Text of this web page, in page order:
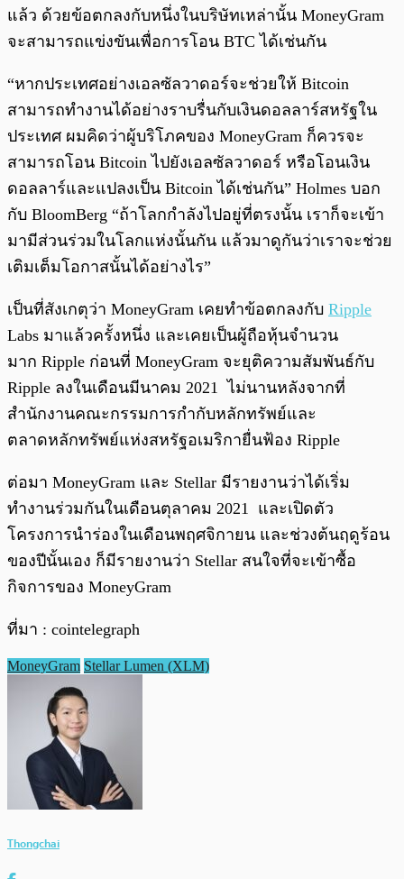
แล้ว ด้วยข้อตกลงกับหนึ่งในบริษัทเหล่านั้น MoneyGram
จะสามารถแข่งขันเพื่อการโอน BTC ได้เช่นกัน
“หากประเทศอย่างเอลซัลวาดอร์จะช่วยให้ Bitcoin
สามารถทำงานได้อย่างราบรื่นกับเงินดอลลาร์สหรัฐใน
ประเทศ ผมคิดว่าผู้บริโภคของ MoneyGram ก็ควรจะ
สามารถโอน Bitcoin ไปยังเอลซัลวาดอร์ หรือโอนเงิน
ดอลลาร์และแปลงเป็น Bitcoin ได้เช่นกัน” Holmes บอก
กับ BloomBerg “ถ้าโลกกำลังไปอยู่ที่ตรงนั้น เราก็จะเข้า
มามีส่วนร่วมในโลกแห่งนั้นกัน แล้วมาดูกันว่าเราจะช่วย
เติมเต็มโอกาสนั้นได้อย่างไร”
เป็นที่สังเกตุว่า MoneyGram เคยทำข้อตกลงกับ Ripple
Labs มาแล้วครั้งหนึ่ง และเคยเป็นผู้ถือหุ้นจำนวน
มาก Ripple ก่อนที่ MoneyGram จะยุติความสัมพันธ์กับ
Ripple ลงในเดือนมีนาคม 2021 ไม่นานหลังจากที่
สำนักงานคณะกรรมการกำกับหลักทรัพย์และ
ตลาดหลักทรัพย์แห่งสหรัฐอเมริกายื่นฟ้อง Ripple
ต่อมา MoneyGram และ Stellar มีรายงานว่าได้เริ่ม
ทำงานร่วมกันในเดือนตุลาคม 2021 และเปิดตัว
โครงการนำร่องในเดือนพฤศจิกายน และช่วงต้นฤดูร้อน
ของปีนั้นเอง ก็มีรายงานว่า Stellar สนใจที่จะเข้าซื้อ
กิจการของ MoneyGram
ที่มา : cointelegraph
MoneyGram Stellar Lumen (XLM)
Thongchai